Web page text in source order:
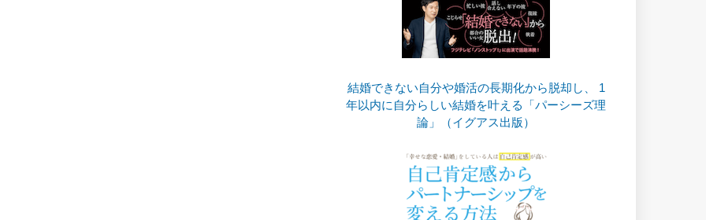
結婚できない自分や婚活の長期化から脱却し、 1
年以内に自分らしい結婚を叶える「パーシーズ理
論」（イグアス出版）